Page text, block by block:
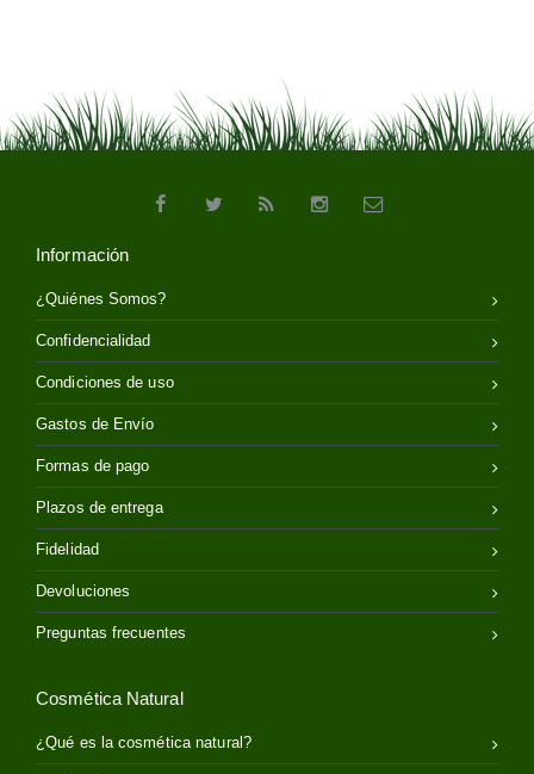
Información
¿Quiénes Somos?
Confidencialidad
Condiciones de uso
Gastos de Envío
Formas de pago
Plazos de entrega
Fidelidad
Devoluciones
Preguntas frecuentes
Cosmética Natural
¿Qué es la cosmética natural?